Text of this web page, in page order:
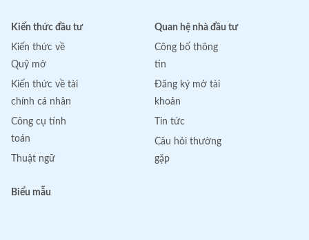
Kiến thức đầu tư
Kiến thức về
Quỹ mở
Kiến thức về tài
chính cá nhân
Công cụ tính
toán
Thuật ngữ
Quan hệ nhà đầu tư
Công bố thông
tin
Đăng ký mở tài
khoản
Tin tức
Câu hỏi thường
gặp
Biểu mẫu